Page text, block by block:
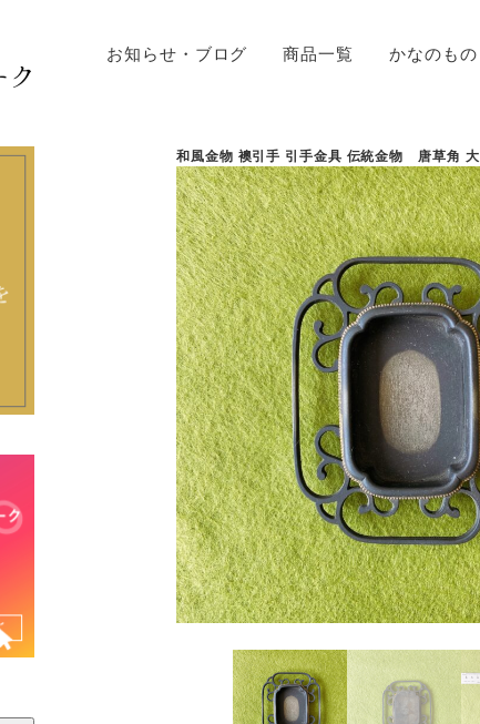
お知らせ・ブログ 商品一覧 かなのもの
和風金物 襖引手 引手金具 伝統金物 唐草角 大